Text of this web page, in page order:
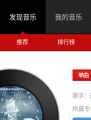
发现音乐 我的音乐
推荐 排行榜